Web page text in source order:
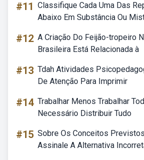
#11 Classifique Cada Uma Das
Abaixo Em Substância Ou
#12 A Criação Do Feijão-tropeiro
Brasileira Está Relacionada à
#13 Tdah Atividades
De Atenção Para Imprimir
#14 Trabalhar Menos Trabalhar
Necessário Distribuir Tudo
#15 Sobre Os Conceitos
Assinale A Alternativa